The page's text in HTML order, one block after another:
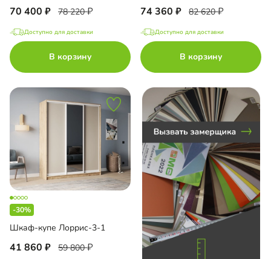
шкаф-купе
купе
до
до
до
70 400 78 220
Доступно для доставки
В корзину
74 360 82 620
Доступно для доставки
В корзину
-30%
Шкаф-купе Лоррис-3-1
41 860 59 800